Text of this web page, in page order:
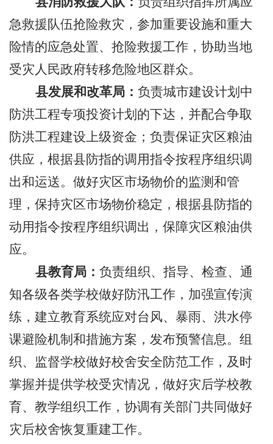
急救援队伍抢险救灾，参加重要设施和重大
险情的应急处置、抢险救援工作，协助当地
受灾人民政府转移危险地区群众。
县发展和改革局： 负责城市建设计划中
防洪工程专项投资计划的下达，并配合争取
防洪工程建设上级资金；负责保证灾区粮油
供应，根据县防指的调用指令按程序组织调
出和运送。做好灾区市场物价的监测和管
理，保持灾区市场物价稳定， 根据县防指的
动用指令按程序组织调出，保障灾区粮油供
应。
县教育局： 负责组织、指导、检查、通
知各级各类学校做好防汛工作，加强宣传演
练，建立教育系统应对台风、暴雨、洪水停
课避险机制和措施方案 ，发布预警信息。组
织、监督学校做好校舍安全防范工作，及时
掌握并提供学校受灾情况，做好灾后学校教
育、教学组织工作，协调有关部门共同做好
灾后校舍恢复重建工作。